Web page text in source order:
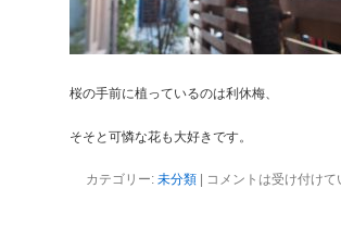
桜の手前に植っているのは利休梅、
そそと可憐な花も大好きです。
カテゴリー: 未分類| コメントは受け付けて